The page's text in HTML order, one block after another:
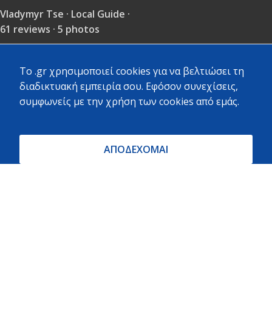
Vladymyr Tse · Local Guide ·
61 reviews · 5 photos
χιλιομέτρων
Stelina Portesi · Local Guide ·
To .gr χρησιμοποιεί cookies για να βελτιώσει τη
διαδικτυακή εμπειρία σου. Εφόσον συνεχίσεις,
συμφωνείς με την χρήση των cookies από εμάς.
ΑΠΟΔΕΧΟΜΑΙ